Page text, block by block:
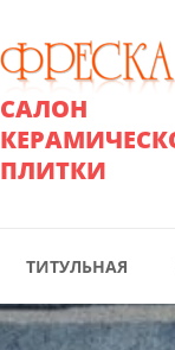
САЛОН
ПЛИТКИ
ТИТУЛЬНАЯ